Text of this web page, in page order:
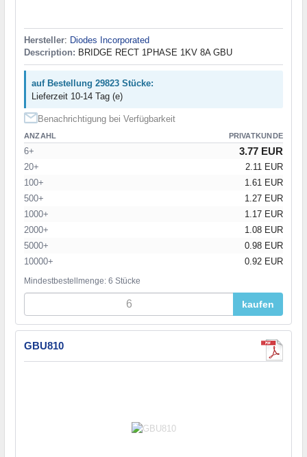
Hersteller: Diodes Incorporated
Description: BRIDGE RECT 1PHASE 1KV 8A GBU
auf Bestellung 29823 Stücke:
Lieferzeit 10-14 Tag (e)
Benachrichtigung bei Verfügbarkeit
ANZAHL PRIVATKUNDE
6+ 3.77 EUR
20+
2.11 EUR
100+
1.61 EUR
500+
1.27 EUR
1000+
1.17 EUR
2000+
1.08 EUR
5000+
0.98 EUR
10000+
0.92 EUR
Mindestbestellmenge: 6 Stücke
kaufen
GBU810